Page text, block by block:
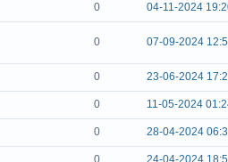
0 04-11-2024
0 07-09-2024
0 23-06-2024
0 11-05-2024
0 28-04-2024
0 24-04-2024